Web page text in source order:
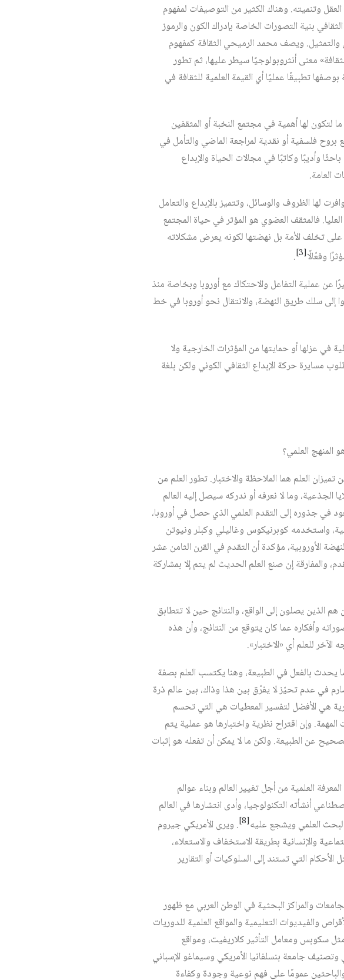
العقل وتنميته. وهناك الكثير من التوصيفات لمفهوم
بنية التصورات الخاصة بإدراك الكون والرموز
والتمثيل. ويصف محمد الرميحي الثقافة كمفهوم
معنى أنثروبولوجيًا سيطر عليها، ثم تطور
بوصفها تطبيقًا عمليًا أي القيمة العلمية للثقافة في
لها أهمية في مجتمع النخبة أو المثقفين
بروح فلسفية أو نقدية لمراجعة الماضي والتأمل في
وأديبًا وكاتبًا في مجالات الحياة والإبداع
العامة.
لها الظروف والوسائل، وتتميز بالإبداع والتعامل
العليا. فالمثقف العضوي هو المؤثر في حياة المجتمع
على تخلف الأمة بل نهضتها لكونه يعرض مشكلاته
وفعّالًا[3]
.
عن عملية التفاعل والاحتكاك مع أوروبا وبخاصة منذ
إلى سلك طريق النهضة، والانتقال نحو أوروبا في خط
في عزلها أو حمايتها من المؤثرات الخارجية ولا
مسايرة حركة الإبداع الثقافي الكوني ولكن بلغة
المنهج العلمي؟
العلم هما الملاحظة والاختبار. تطور العلم من
الجذعية، وما لا نعرفه أو ندركه سيصل إليه العالم
في جذوره إلى التقدم العلمي الذي حصل في أوروبا،
واستخدمه كوبرنيكوس وغاليلي وكبلر ونيوتن
الأوروبية، مؤكدة أن التقدم في القرن الثامن عشر
والمفارقة إن صنع العلم الحديث لم يتم إلا بمشاركة
هم الذين يصلون إلى الواقع، والنتائج حين لا تتطابق
وأفكاره عما كان يتوقع من النتائج، وأن هذه
للعلم أي «الاختبار».
ما يحدث بالفعل في الطبيعة، وهنا يكتسب العلم بصفة
في عدم تحيّز لا يفرّق بين هذا وذاك، بين عالم ذرة
هي الأفضل لتفسير المعطيات هي التي تحسم
وإن اقتراح نظرية واختبارها هو عملية يتم
عن الطبيعة. ولكن ما لا يمكن أن تفعله هو إثبات
العلمية من أجل تغيير العالم وبناء عوالم
أنشأته التكنولوجيا، وأدى انتشارها في العالم
العلمي ويشجع عليه[8]
. ويرى الأمريكي جيروم
والإنسانية بطريقة الاستخفاف والاستعلاء،
التي تستند إلى السلوكيات أو التقارير
والمراكز البحثية في الوطن العربي مع ظهور
والفيديوات التعليمية والمواقع العلمية للدوريات
سكوبس ومعامل التأثير كلاريفيت، ومواقع
جامعة بنسلفانيا الأمريكي وسيماغو الإسباني
عمومًا على فهم نوعية وجودة وكفاءة